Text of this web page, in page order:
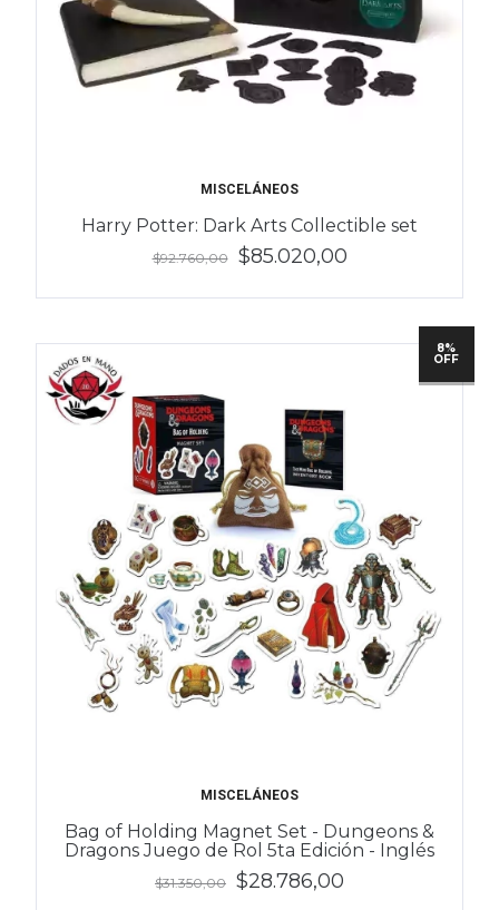
MISCELÁNEOS
Harry Potter: Dark Arts Collectible set
$92.760,00 $85.020,00
8%
OFF
MISCELÁNEOS
Bag of Holding Magnet Set - Dungeons &
Dragons Juego de Rol 5ta Edición - Inglés
$31.350,00 $28.786,00